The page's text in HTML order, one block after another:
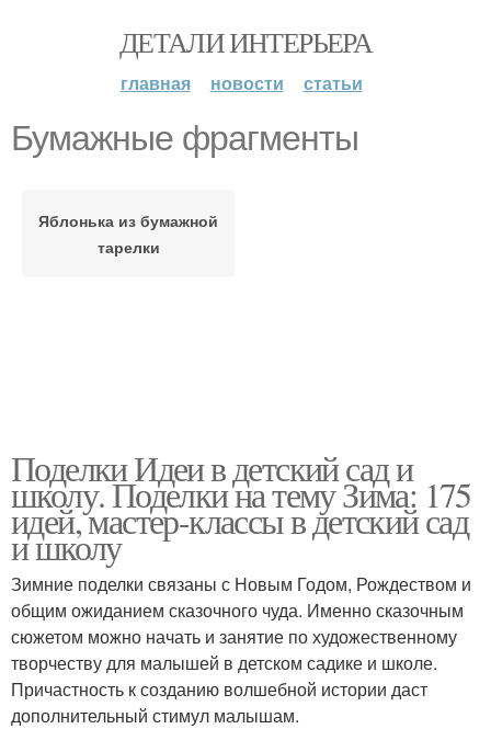
ДЕТАЛИ ИНТЕРЬЕРА
главная новости статьи
Бумажные фрагменты
Яблонька из бумажной
тарелки
Поделки Идеи в детский сад и
школу. Поделки на тему Зима: 175
идей, мастер-классы в детский сад
и школу
Зимние поделки связаны с Новым Годом, Рождеством и
общим ожиданием сказочного чуда. Именно сказочным
сюжетом можно начать и занятие по художественному
творчеству для малышей в детском садике и школе.
Причастность к созданию волшебной истории даст
дополнительный стимул малышам.